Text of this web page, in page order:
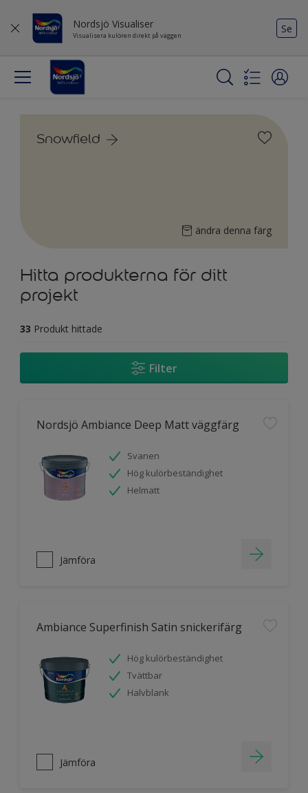
Nordsjö Visualiser
Visualisera kulören direkt på väggen
Se
Snowfield
ändra denna färg
Hitta produkterna för ditt
projekt
33 Produkt hittade
Filter
Nordsjö Ambiance Deep Matt väggfärg
Svanen
Hög kulörbeständighet
Helmatt
Jämföra
Ambiance Superfinish Satin snickerifärg
Hög kulörbeständighet
Tvättbar
Halvblank
Jämföra